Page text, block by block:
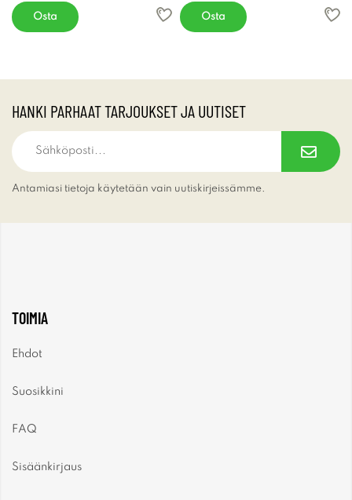
Osta Osta
HANKI PARHAAT TARJOUKSET JA UUTISET
Antamiasi tietoja käytetään vain uutiskirjeissämme.
TOIMIA
Ehdot
Suosikkini
FAQ
Sisäänkirjaus